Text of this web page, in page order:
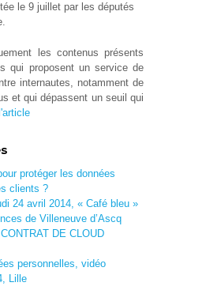
le 9 juillet par les députés
les contenus présents
qui proposent un service de
internautes, notamment de
et qui dépassent un seuil qui
protéger les données
clients ?
24 avril 2014, « Café bleu »
de Villeneuve d’Ascq
DE CLOUD
personnelles, vidéo
Lille